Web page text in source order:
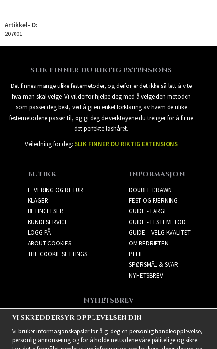
Artikkel-ID:
207001
SLIK FINNER DU RIKTIG EXTENSIONS
Det finnes mange ulike festemetoder, og derfor er det ikke så lett å vite
hva man skal velge. Vi vil derfor hjelpe deg med å velge den metoden
som passer deg best, ved å gi en enkel forklaring av hvem de ulike
festemetodene passer til, og gi deg de verktøyene du trenger for å finne
det perfekte løshåret.
Veiledning for deg: SLIK FINNER DU RIKTIG EXTENSIONS
BUTIKK
LEVERING OG RETUR
KLAGER
BETINGELSER
KUNDESERVICE
LOGG PÅ
ABOUT COOKIES
THE COOKIE SETTINGS
INFORMASJON
DOUBLE DRAWN
FEST OG FJERNING
GUIDE - FARGE
GUIDE - FESTEMETOD
GUIDE – VELG KVALITET
OM BEDRIFTEN
PLEIE
SPØRSMÅL & SVAR
NYHETSBREV
NYHETSBREV
Få de beste tilbudene og
spennende nye produkter!
VI SKREDDERSYR OPPLEVELSEN DIN
Vi bruker informasjonskapsler for å gi deg en personlig handleopplevelse,
personlig annonsering og for å holde nettsidene våre pålitelige og sikre.